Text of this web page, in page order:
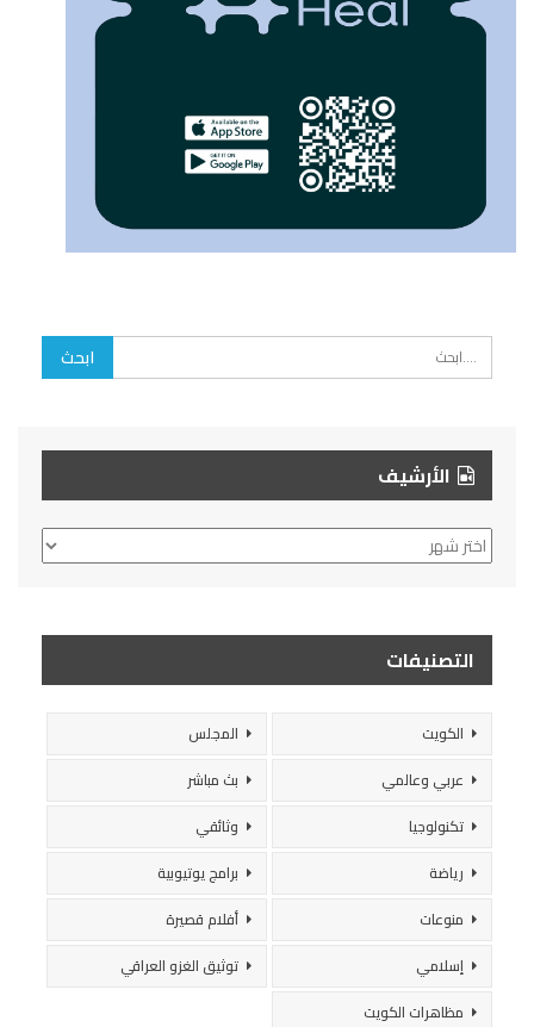
الأرشيف
الأرشيف
التصنيفات
الكويت
المجلس
عربي وعالمي
بث مباشر
تكنولوجيا
وثائقي
رياضة
برامج يوتيوبية
منوعات
أفلام قصيرة
إسلامي
توثيق الغزو العراقي
مظاهرات الكويت